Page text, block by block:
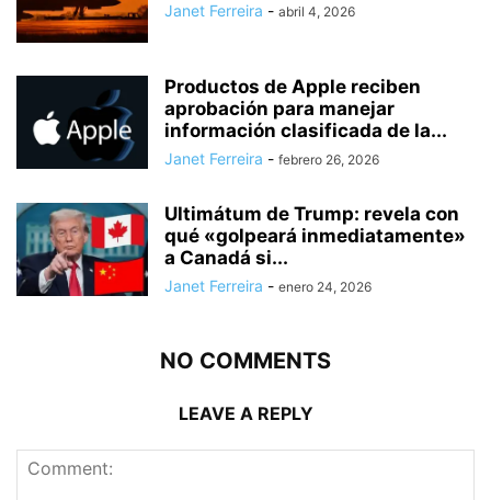
Janet Ferreira - abril 4, 2026
Productos de Apple reciben
aprobación para manejar
información clasificada de la...
Janet Ferreira - febrero 26, 2026
Ultimátum de Trump: revela con
qué «golpeará inmediatamente»
a Canadá si...
Janet Ferreira - enero 24, 2026
NO COMMENTS
LEAVE A REPLY